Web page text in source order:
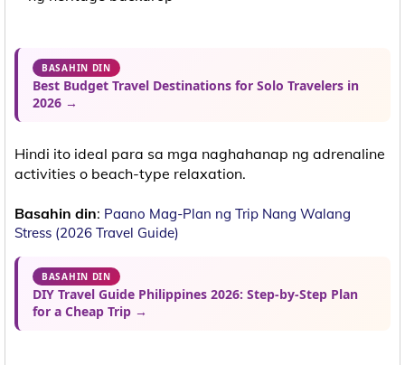
BASAHIN DIN
Best Budget Travel Destinations for Solo Travelers in
2026 →
Hindi ito ideal para sa mga naghahanap ng adrenaline
activities o beach-type relaxation.
Basahin din: Paano Mag-Plan ng Trip Nang Walang
Stress (2026 Travel Guide)
BASAHIN DIN
DIY Travel Guide Philippines 2026: Step-by-Step Plan
for a Cheap Trip →